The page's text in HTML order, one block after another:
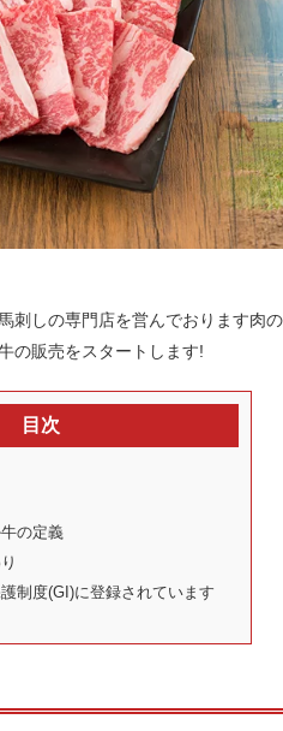
刺しの専門店を営んでおります肉の
の販売をスタートします!
目次
の定義
制度(GI)に登録されています